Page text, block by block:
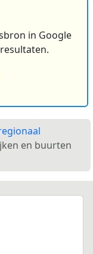
in Google
en buurten